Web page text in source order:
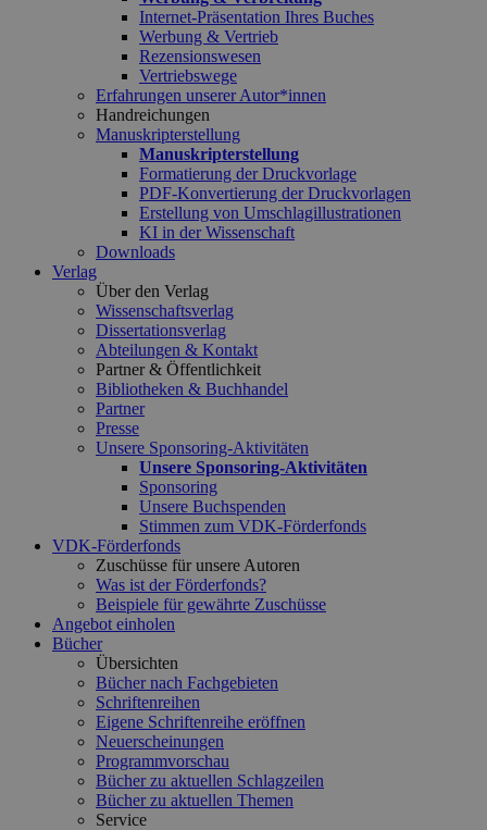
Internet-Präsentation Ihres Buches
Werbung & Vertrieb
Rezensionswesen
Vertriebswege
Erfahrungen unserer Autor*innen
Handreichungen
Manuskripterstellung
Manuskripterstellung
Formatierung der Druckvorlage
PDF-Konvertierung der Druckvorlagen
Erstellung von Umschlagillustrationen
KI in der Wissenschaft
Downloads
Verlag
Über den Verlag
Wissenschaftsverlag
Dissertationsverlag
Abteilungen & Kontakt
Partner & Öffentlichkeit
Bibliotheken & Buchhandel
Partner
Presse
Unsere Sponsoring-Aktivitäten
Unsere Sponsoring-Aktivitäten
Sponsoring
Unsere Buchspenden
Stimmen zum VDK-Förderfonds
VDK-Förderfonds
Zuschüsse für unsere Autoren
Was ist der Förderfonds?
Beispiele für gewährte Zuschüsse
Angebot einholen
Bücher
Übersichten
Bücher nach Fachgebieten
Schriftenreihen
Eigene Schriftenreihe eröffnen
Neuerscheinungen
Programmvorschau
Bücher zu aktuellen Schlagzeilen
Bücher zu aktuellen Themen
Service